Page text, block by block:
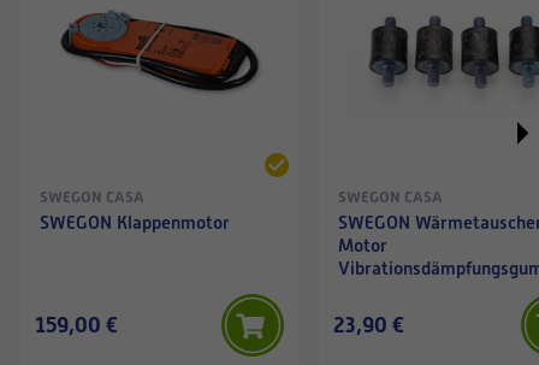
SWEGON CASA
SWEGON Klappenmotor
159,00 €
SWEGON CASA
SWEGON
Motor
23,90 €